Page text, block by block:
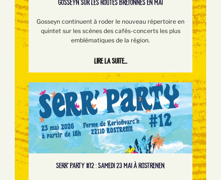
GOSSEYN SUR LES ROUTES BRETONNES EN MAI
Gosseyn continuent à roder le nouveau répertoire en
quintet sur les scènes des cafés-concerts les plus
emblématiques de la région.
Lire la suite...
SERR’ PARTY #12 : SAMEDI 23 MAI À ROSTRENEN